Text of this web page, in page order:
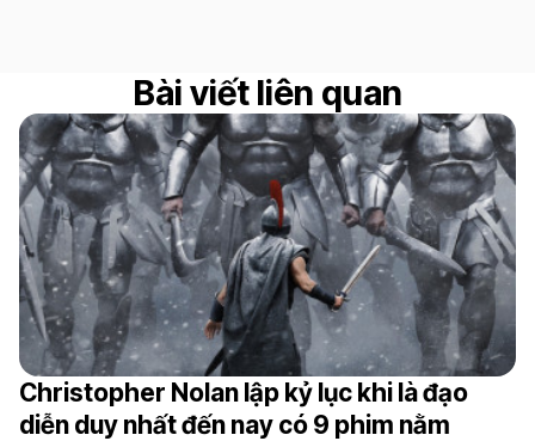
Bài viết liên quan
Christopher Nolan lập kỷ lục khi là đạo
diễn duy nhất đến nay có 9 phim nằm